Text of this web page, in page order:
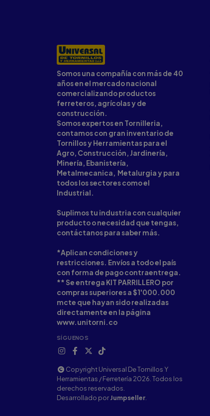
Somos una compañía con más de 40
años en el mercado nacional
comercializando productos
ferreteros, agrícolas y de
construcción.
Somos expertos en Tornilleria,
contamos con gran inventario de
Tornillos y Herramientas para el
Agro, Construcción, Jardinería,
Minería, Ebanistería,
Metalmecanica, Metalurgia y para
todos los sectores como el
Industrial.
Suplimos tu industria con cualquier
producto o necesidad que tengas,
contáctanos para saber más.
*Aplican condiciones y
restricciones. Envíos a todo el país
con forma de pago contraentrega.
** Se entrega KIT PARRILLERO por
compras superiores a $1'000.000
mcte que hayan sido realizadas
directamente en la página
www.unitorni.co
SÍGUENOS
Copyright Universal De Tornillos Y
Herramientas / Ferretería 2026. Todos los
derechos reservados.
Desarrollado porJumpseller